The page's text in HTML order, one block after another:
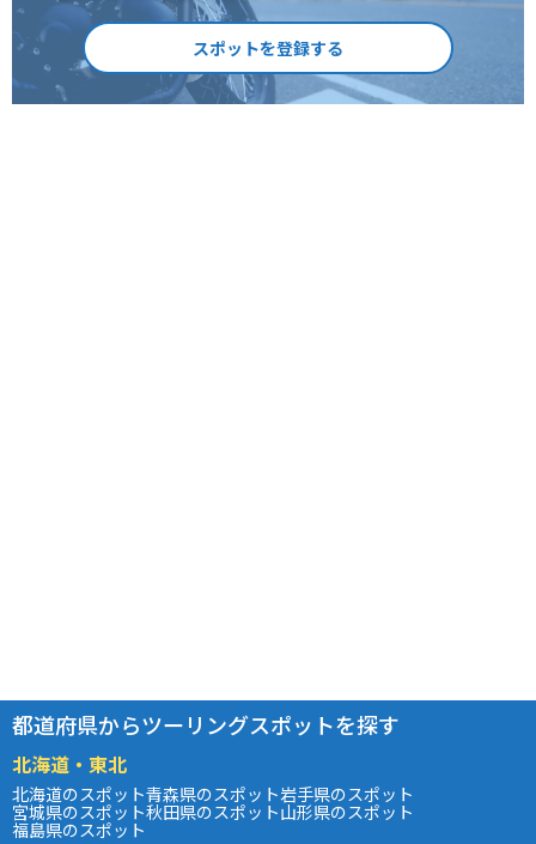
スポットを登録する
都道府県からツーリングスポットを探す
北海道・東北
北海道のスポット青森県のスポット岩手県のスポット
宮城県のスポット秋田県のスポット山形県のスポット
福島県のスポット